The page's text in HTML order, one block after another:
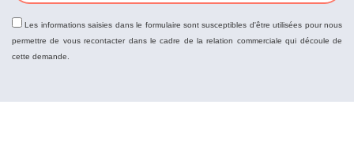
Les informations saisies dans le formulaire sont susceptibles d'être utilisées pour nous
permettre de vous recontacter dans le cadre de la relation commerciale qui découle de
cette demande.